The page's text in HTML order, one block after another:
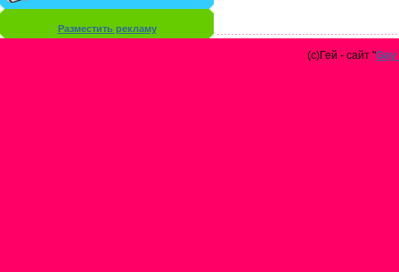
Разместить рекламу
(с)Гей - сайт "Gay